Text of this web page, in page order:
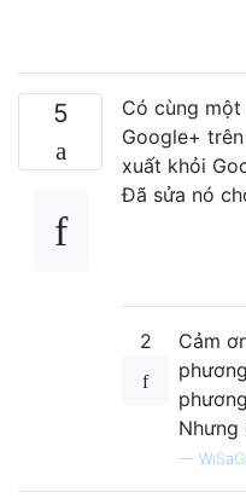
5
Có cùng
Google+
xuất khỏi
Đã sửa nó
2
Cảm
Nhưng
—